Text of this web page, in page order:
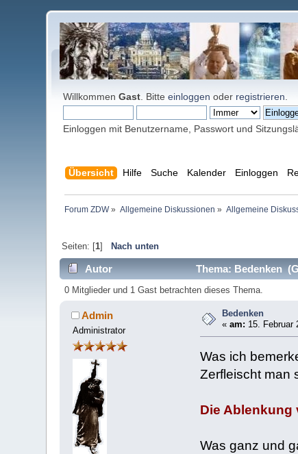
WillkommenGast . Bitteeinloggen oder registrieren
Einloggen mit Benutzername, Passwort und
Übersicht Hilfe Suche Kalender Einloggen
Forum ZDW» Allgemeine Diskussionen » Allgemeine
Seiten: [1] Nach unten
Autor Thema: Bedenken
0 Mitglieder und 1 Gast betrachten dieses Thema.
Admin
Administrator
Bedenken
«am: 15. Februar
Was ich
Zerfleischt man
Die Ablenkung
Was ganz und